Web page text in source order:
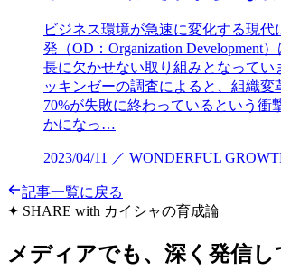
ビジネス環境が急速に変化する現代
発（OD：Organization Development
長に欠かせない取り組みとなってい
ッキンゼーの調査によると、組織変
70%が失敗に終わっているという衝
かになっ…
2023/04/11 ／ WONDERFUL
記事一覧に戻る
✦ SHARE with カイシャの育成論
メディアでも、深く発信し